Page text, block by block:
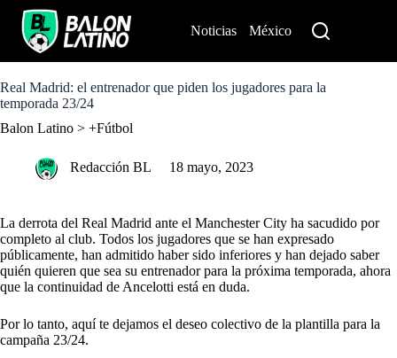
o
c
n
Noticias México
Real Madrid: el entrenador que piden los jugadores para la
temporada 23/24
Balon Latino > +Fútbol
Redacción BL 18 mayo, 2023
La derrota del Real Madrid ante el Manchester City ha sacudido por
completo al club. Todos los jugadores que se han expresado
públicamente, han admitido haber sido inferiores y han dejado saber
quién quieren que sea su entrenador para la próxima temporada, ahora
que la continuidad de Ancelotti está en duda.
Por lo tanto, aquí te dejamos el deseo colectivo de la plantilla para la
campaña 23/24.